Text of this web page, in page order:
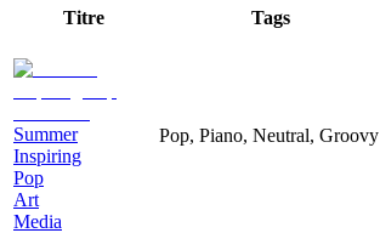
Titre Tags
Summer
Inspiring
Pop
Art
Media
Pop, Piano, Neutral, Groovy